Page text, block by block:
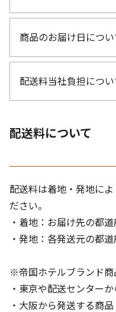
商品のお届け日につい
配送料当社負担につい
配送料について
配送料は着地・発地に
ださい。
・着地：お届け先の都道
・発地：各発送元の都道
※帝国ホテルブランド商
・東京や配送センター
・大阪から発送する商品